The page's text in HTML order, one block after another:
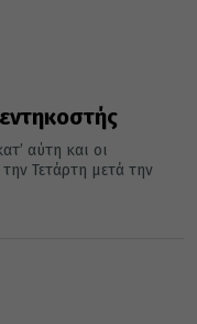
αύτη και οι
Τετάρτη μετά την